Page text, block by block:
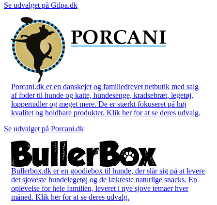
Se udvalget på Gilpa.dk
Porcani.dk er en danskejet og familiedrevet netbutik med salg
af foder til hunde og katte, hundesenge, kradsebræt, legetøj,
loppemidler og meget mere. De er stærkt fokuseret på høj
kvalitet og holdbare produkter. Klik her for at se deres udvalg.
Se udvalget på Porcani.dk
Bullerbox.dk er en goodiebox til hunde, der slår sig på at levere
det sjoveste hundelegetøj og de lækreste naturlige snacks. En
oplevelse for hele familien, leveret i nye sjove temaer hver
måned. Klik her for at se deres udvalg.